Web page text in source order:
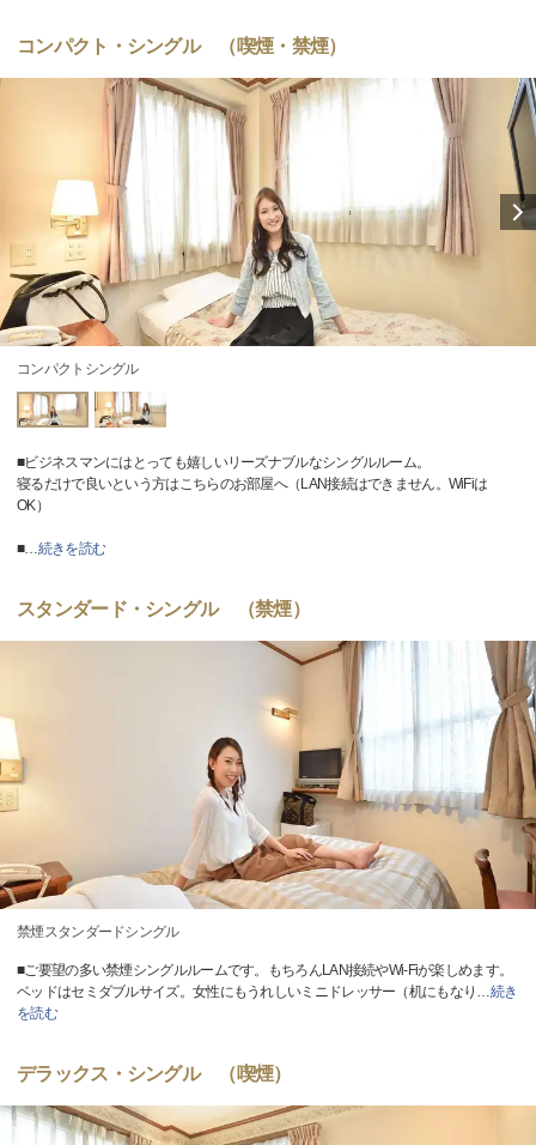
コンパクト・シングル （喫煙・禁煙）
コンパクトシングル
■ビジネスマンにはとっても嬉しいリーズナブルなシングルルーム。
寝るだけで良いという方はこちらのお部屋へ（LAN接続はできません。WiFiは
OK）
■…続きを読む
スタンダード・シングル （禁煙）
禁煙スタンダードシングル
■ご要望の多い禁煙シングルルームです。もちろんLAN接続やWi-Fiが楽しめます。
ベッドはセミダブルサイズ。女性にもうれしいミニドレッサー（机にもなり …続き
を読む
デラックス・シングル （喫煙）